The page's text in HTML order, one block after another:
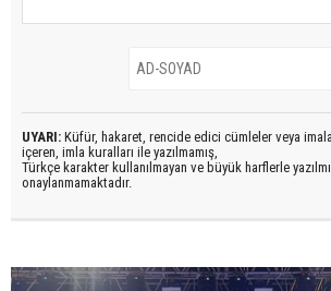
UYARI: Küfür, hakaret, rencide edici cümleler veya
içeren, imla kuralları ile yazılmamış,
Türkçe karakter kullanılmayan ve büyük harflerle
onaylanmamaktadır.